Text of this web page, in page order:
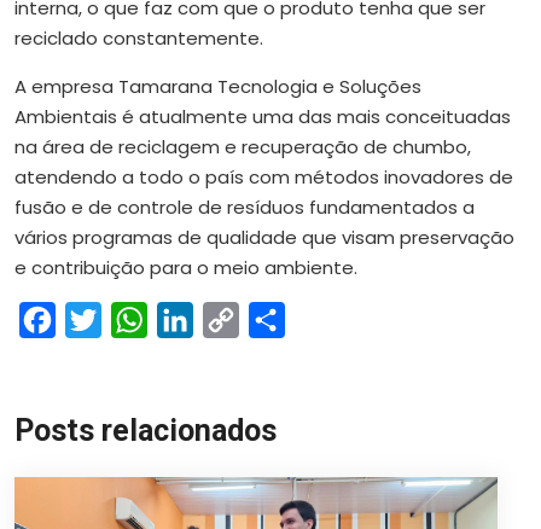
interna, o que faz com que o produto tenha que ser
reciclado constantemente.
A empresa Tamarana Tecnologia e Soluções
Ambientais é atualmente uma das mais conceituadas
na área de reciclagem e recuperação de chumbo,
atendendo a todo o país com métodos inovadores de
fusão e de controle de resíduos fundamentados a
vários programas de qualidade que visam preservação
e contribuição para o meio ambiente.
FacebookTwitterWhatsAppLinkedIn
Copy
Posts relacionados